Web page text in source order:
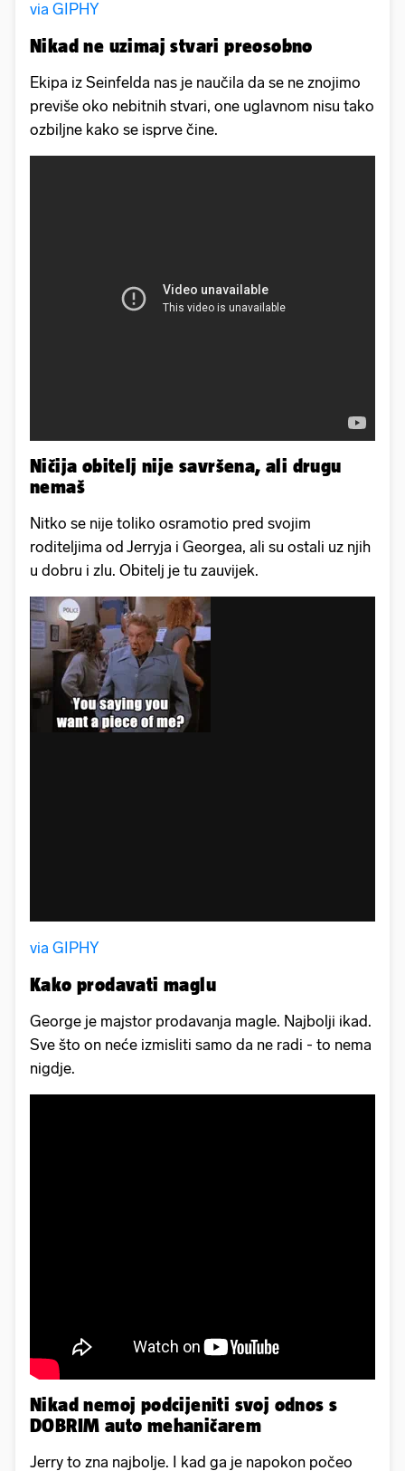
via GIPHY
Nikad ne uzimaj stvari preosobno
Ekipa iz Seinfelda nas je naučila da se ne znojimo
previše oko nebitnih stvari, one uglavnom nisu tako
ozbiljne kako se isprve čine.
Ničija obitelj nije savršena, ali drugu
nemaš
Nitko se nije toliko osramotio pred svojim
roditeljima od Jerryja i Georgea, ali su ostali uz njih
u dobru i zlu. Obitelj je tu zauvijek.
via GIPHY
Kako prodavati maglu
George je majstor prodavanja magle. Najbolji ikad.
Sve što on neće izmisliti samo da ne radi - to nema
nigdje.
Nikad nemoj podcijeniti svoj odnos s
DOBRIM auto mehaničarem
Jerry to zna najbolje. I kad ga je napokon počeo